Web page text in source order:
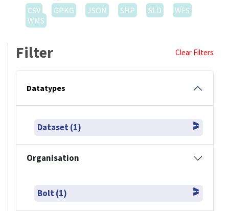
CSV
GPKG JSON SHP SLD
WFS
WMS
Filter Clear Filters
Datatypes
Dataset (1)
Organisation
Bolt (1)